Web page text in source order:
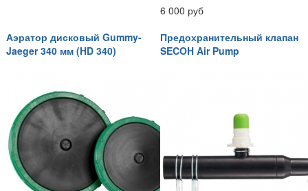
6 000 руб
Аэратор дисковый Gummy-
Jaeger 340 мм (HD 340)
Предохранительный клапан
SECOH Air Pump